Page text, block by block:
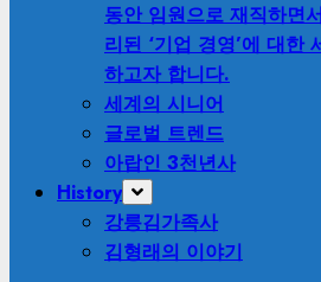
동안 임원으로 재직하면
리된 ‘기업 경영’에 대한
하고자 합니다.
세계의 시니어
글로벌 트렌드
아랍인 3천년사
History
강릉김가족사
김형래의 이야기